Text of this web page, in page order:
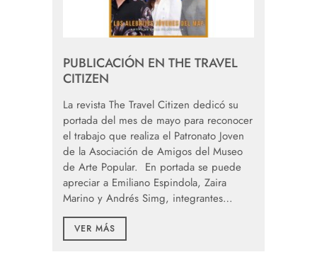
PUBLICACIÓN EN THE TRAVEL
CITIZEN
La revista The Travel Citizen dedicó su
portada del mes de mayo para reconocer
el trabajo que realiza el Patronato Joven
de la Asociación de Amigos del Museo
de Arte Popular. En portada se puede
apreciar a Emiliano Espindola, Zaira
Marino y Andrés Simg, integrantes…
VER MÁS